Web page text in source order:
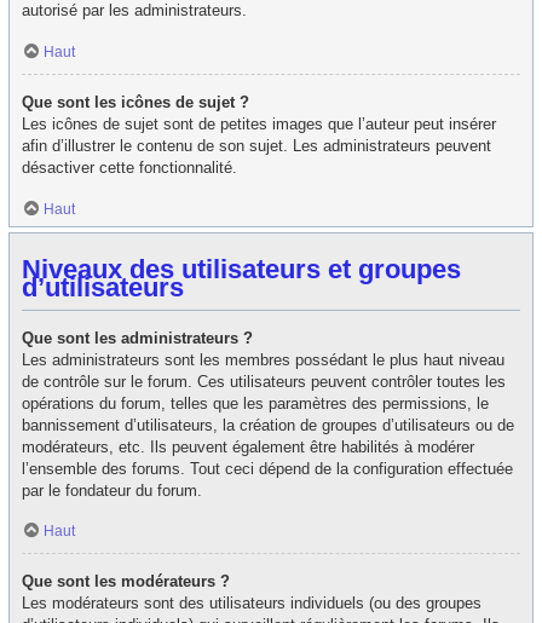
autorisé par les administrateurs.
Haut
Que sont les icônes de sujet ?
Les icônes de sujet sont de petites images que l’auteur peut insérer
afin d’illustrer le contenu de son sujet. Les administrateurs peuvent
désactiver cette fonctionnalité.
Haut
Niveaux des utilisateurs et groupes
d’utilisateurs
Que sont les administrateurs ?
Les administrateurs sont les membres possédant le plus haut niveau
de contrôle sur le forum. Ces utilisateurs peuvent contrôler toutes les
opérations du forum, telles que les paramètres des permissions, le
bannissement d’utilisateurs, la création de groupes d’utilisateurs ou de
modérateurs, etc. Ils peuvent également être habilités à modérer
l’ensemble des forums. Tout ceci dépend de la configuration effectuée
par le fondateur du forum.
Haut
Que sont les modérateurs ?
Les modérateurs sont des utilisateurs individuels (ou des groupes